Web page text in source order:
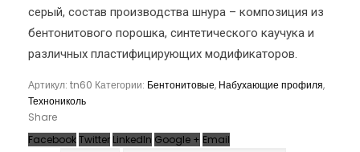
серый, состав производства шнура – композиция из
бентонитового порошка, синтетического каучука и
различных пластифицирующих модификаторов.
Артикул: tn60 Категории: Бентонитовые, Набухающие профиля,
Технониколь
Share
FacebookTwitter LinkedIn Google + Email